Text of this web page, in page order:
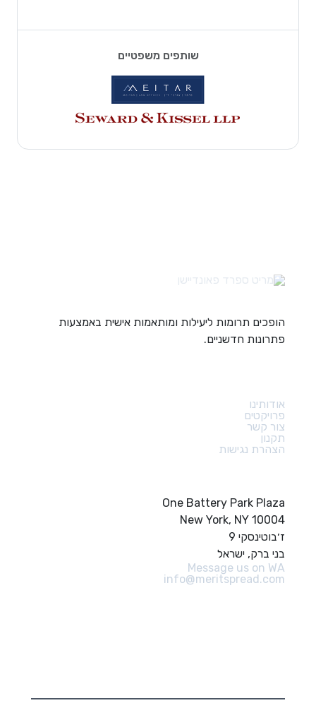
שותפים משפטיים
הופכים תרומות ליעילות ומותאמות אישית באמצעות
פתרונות חדשניים.
אודותינו
פרויקטים
צור קשר
תקנון
הצהרת נגישות
One Battery Park Plaza
New York, NY 10004
ז׳בוטינסקי 9
בני ברק, ישראל
Message us on WA
info@meritspread.com